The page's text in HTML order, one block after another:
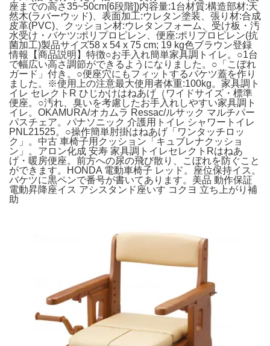
座までの高さ35~50cm[6段階])内容量:1台材質:構造部材:天
然木(ラバーウッド)、表面加工:ウレタン塗装、張り材:合成
皮革(PVC)、クッション材:ウレタンフォーム、受け板・汚
水受け・バケツ:ポリプロピレン、便座:ポリプロピレン(抗
菌加工)製品サイズ‎58 x 54 x 75 cm; 19 kg色‎ブラウン登録
情報【商品説明】特徴○お手入れ簡単家具調トイレ。○1台
で幅広い高さ調節ができるようになりました。○「こぼれ
ガード」付き。○便座穴にもフィットするバケツ蓋を作り
ました。※使用上の注意最大使用者体重:100kg。家具調ト
イレ セレクトR ひじかけはねあげ（ワイドサイズ・標準
便座。○汚れ、臭いを考慮したお手入れしやすい家具調ト
イレ。OKAMURA/オカムラ Ressac/ルサック マルチパー
パスチェア。パナソニック 介護用トイレ シャワートイレ
PNL21525。○操作簡単肘掛はねあげ「ワンタッチロッ
ク」。中古 車椅子用クッション「キュブレナクッショ
ン」。アロン化成 安寿 家具調トイレセレクトRはねあ
げ・暖房便座。前方への尿の飛び散り、こぼれを防ぐこと
ができます。HONDA 電動車椅子 レッド。座位保持イス。
バケツに黒ペンで番号が書いてあります。美品 動作保証
電動昇降座イス アシスタンド座いす コクヨ 立ち上がり補
助